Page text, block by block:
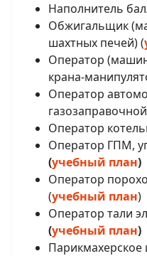
Наполнитель
Обжигальщик
шахтных печей) (
Оператор
крана-
Оператор
Оператор
Оператор ГПМ,
(учебный план)
Оператор
(учебный план)
Оператор тали
(учебный план)
Парикмахерское